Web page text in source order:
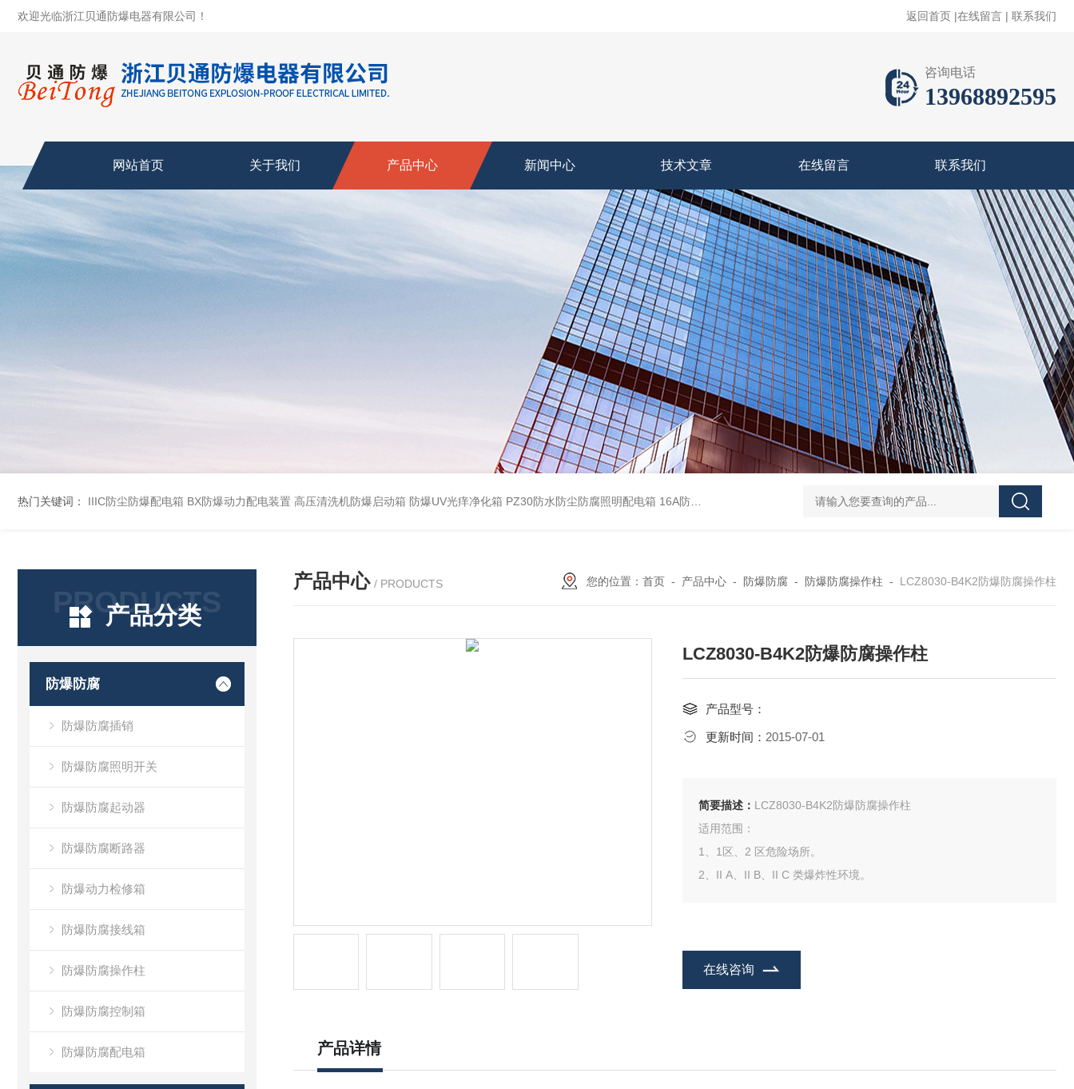
欢迎光临浙江贝通防爆电器有限公司！ 返回首页 |在线留言 | 联系我们
咨询电话
13968892595
网站首页 关于我们 产品中心 新闻中心 技术文章 在线留言 联系我们
热门关键词： IIIC防尘防爆配电箱 BX防爆动力配电装置 高压清洗机防爆启动箱 防爆UV光痒净化箱 PZ30防水防尘防腐照明配电箱 16A防水防尘防腐照明开关 防水防腐检修插座箱 4回路带漏电防爆照明配电箱
PRODUCTS
产品分类
防爆防腐
防爆防腐插销
防爆防腐照明开关
防爆防腐起动器
防爆防腐断路器
防爆动力检修箱
防爆防腐接线箱
防爆防腐操作柱
防爆防腐控制箱
防爆防腐配电箱
产品中心 / PRODUCTS 您的位置： 首页 - 产品中心 - 防爆防腐 - 防爆防腐操作柱 - LCZ8030-B4K2防爆防腐操作柱
LCZ8030-B4K2防爆防腐操作柱
产品型号：
更新时间： 2015-07-01
简要描述： LCZ8030-B4K2防爆防腐操作柱
适用范围：
1、1区、2 区危险场所。
2、II A、II B、II C 类爆炸性环境。
在线咨询
产品详情